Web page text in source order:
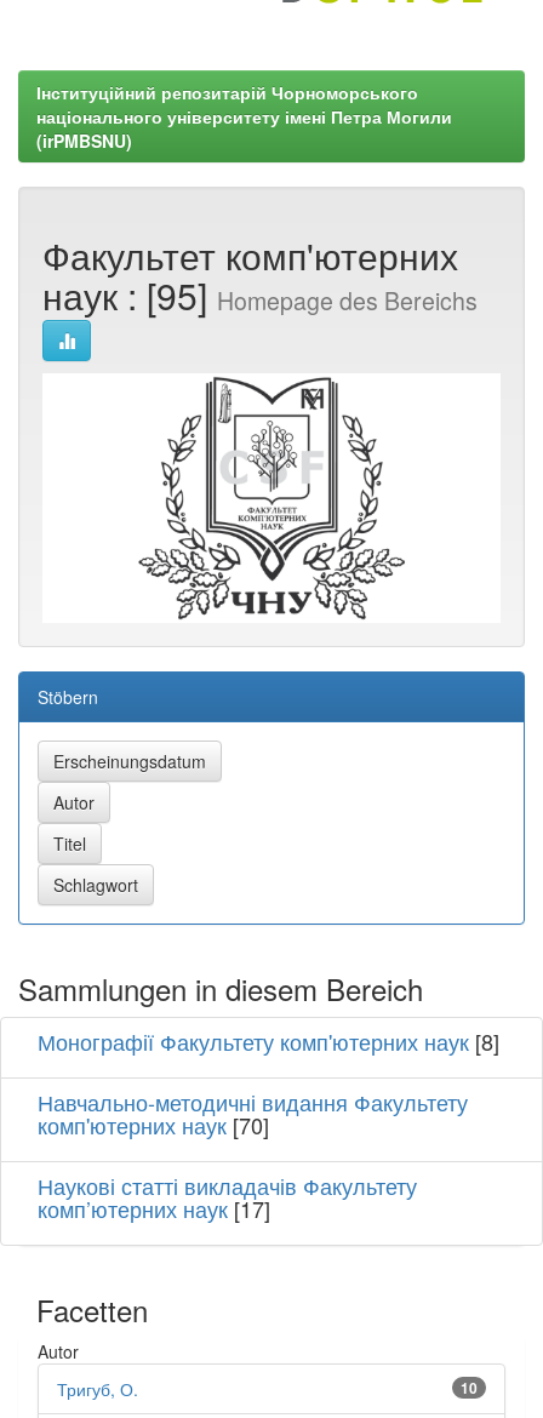
Інституційний репозитарій Чорноморського
національного університету імені Петра Могили
(irPMBSNU)
Факультет комп'ютерних
наук : [95] Homepage des Bereichs
Stöbern
Sammlungen in diesem Bereich
Монографії Факультету комп'ютерних наук [8]
Навчально-методичні видання Факультету
комп'ютерних наук [70]
Наукові статті викладачів Факультету
комп’ютерних наук [17]
Facetten
Autor
10
Тригуб, О.